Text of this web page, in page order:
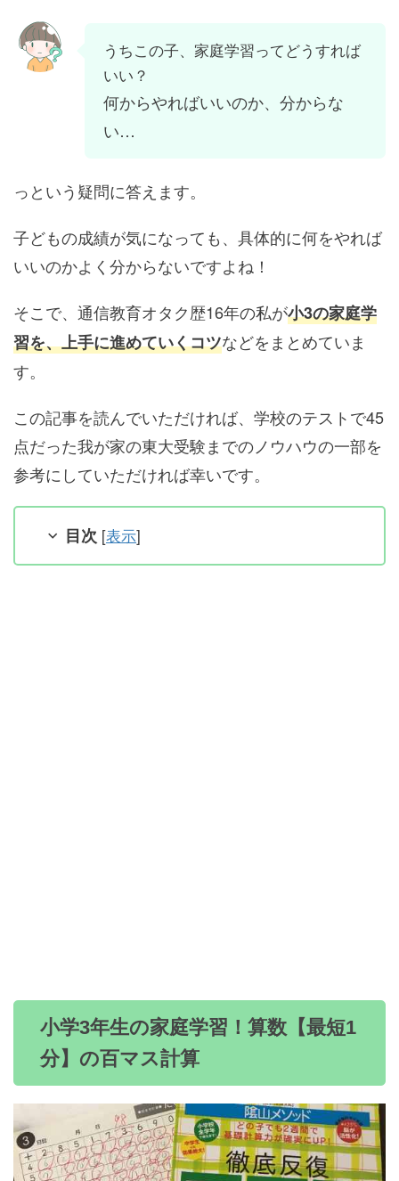
うちこの子、家庭学習ってどうすれば
いい？
何からやればいいのか、分からな
い…
っという疑問に答えます。
子どもの成績が気になっても、具体的に何をやれば
いいのかよく分からないですよね！
そこで、通信教育オタク歴16年の私が小3の家庭学
習を、上手に進めていくコツなどをまとめていま
す。
この記事を読んでいただければ、学校のテストで45
点だった我が家の東大受験までのノウハウの一部を
参考にしていただければ幸いです。
目次 [表示]
小学3年生の家庭学習！算数【最短1
分】の百マス計算